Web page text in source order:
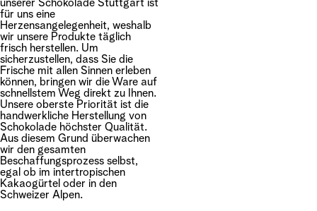
unserer Schokolade Stuttgart ist
für uns eine
Herzensangelegenheit, weshalb
wir unsere Produkte täglich
frisch herstellen. Um
sicherzustellen, dass Sie die
Frische mit allen Sinnen erleben
können, bringen wir die Ware auf
schnellstem Weg direkt zu Ihnen.
Unsere oberste Priorität ist die
handwerkliche Herstellung von
Schokolade höchster Qualität.
Aus diesem Grund überwachen
wir den gesamten
Beschaffungsprozess selbst,
egal ob im intertropischen
Kakaogürtel oder in den
Schweizer Alpen.